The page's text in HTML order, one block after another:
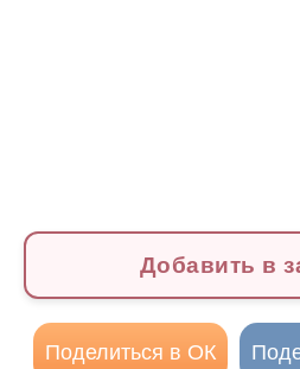
Добавить в
Поделиться в ОК